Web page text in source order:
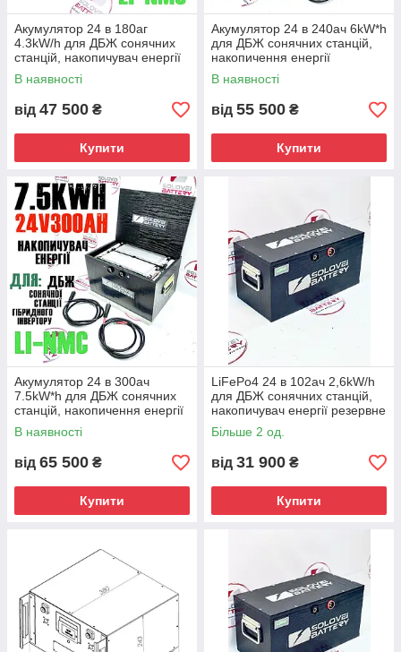
Акумулятор 24 в 180аг
4.3kW/h для ДБЖ сонячних
станцій, накопичувач енергії
безперебійне безперервне
живлення UPS ДБЖ ДБЖ
В наявності
від 47 500 ₴
Купити
Акумулятор 24 в 240ач 6kW*h
для ДБЖ сонячних станцій,
накопичення енергії
безперебійного живлення
UPS ДБЖ ДБЖ ДБЖ
В наявності
від 55 500 ₴
Купити
Акумулятор 24 в 300ач
7.5kW*h для ДБЖ сонячних
станцій, накопичення енергії
безперебійного живлення
UPS ДБЖ ДБЖ ДБЖ
В наявності
від 65 500 ₴
Купити
LiFePo4 24 в 102ач 2,6kW/h
для ДБЖ сонячних станцій,
накопичувач енергії резервне
живлення UPS ДБЖ Літій
Залізо батарея
Більше 2 од.
від 31 900 ₴
Купити